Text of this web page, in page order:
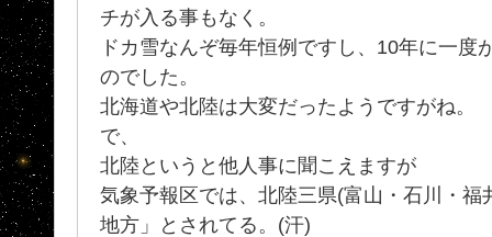
チが入る事もなく。
ドカ雪なんぞ毎年恒例ですし、10年に一度
のでした。
北海道や北陸は大変だったようですがね。
で、
北陸というと他人事に聞こえますが
気象予報区では、北陸三県(富山・石川・
地方」とされてる。(汗)